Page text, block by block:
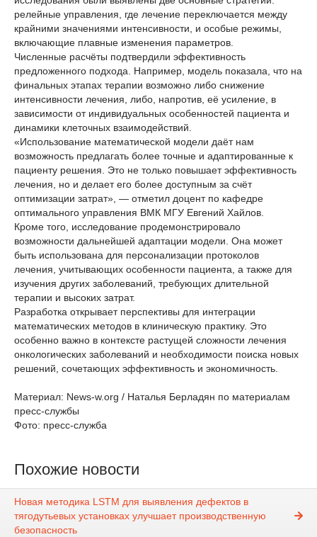
релейные управления, где лечение переключается между
крайними значениями интенсивности, и особые режимы,
включающие плавные изменения параметров.
Численные расчёты подтвердили эффективность
предложенного подхода. Например, модель показала, что на
финальных этапах терапии возможно либо снижение
интенсивности лечения, либо, напротив, её усиление, в
зависимости от индивидуальных особенностей пациента и
динамики клеточных взаимодействий.
«Использование математической модели даёт нам
возможность предлагать более точные и адаптированные к
пациенту решения. Это не только повышает эффективность
лечения, но и делает его более доступным за счёт
оптимизации затрат», — отметил доцент по кафедре
оптимального управления ВМК МГУ Евгений Хайлов.
Кроме того, исследование продемонстрировало
возможности дальнейшей адаптации модели. Она может
быть использована для персонализации протоколов
лечения, учитывающих особенности пациента, а также для
изучения других заболеваний, требующих длительной
терапии и высоких затрат.
Разработка открывает перспективы для интеграции
математических методов в клиническую практику. Это
особенно важно в контексте растущей сложности лечения
онкологических заболеваний и необходимости поиска новых
решений, сочетающих эффективность и экономичность.
Материал: News-w.org / Наталья Берладян по материалам
пресс-службы
Фото: пресс-служба
Похожие новости
Новая методика LSTM для выявления дефектов в
тягодутьевых установках улучшает производственную
безопасность